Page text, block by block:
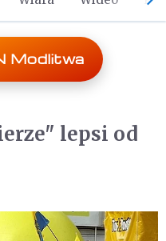
Modlitwa
lepsi od